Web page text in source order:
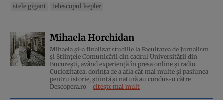
stele gigant
telescopul kepler
Mihaela Horchidan
Mihaela și-a finalizat studiile la Facultatea de Jurnalism
și Științele Comunicării din cadrul Universității din
București, având experiență în presa online și radio.
Curiozitatea, dorința de a afla cât mai multe și pasiunea
pentru istorie, ştiinţă şi natură au condus-o către
Descopera.ro
citește mai mult